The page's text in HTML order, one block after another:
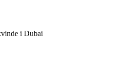
i Dubai